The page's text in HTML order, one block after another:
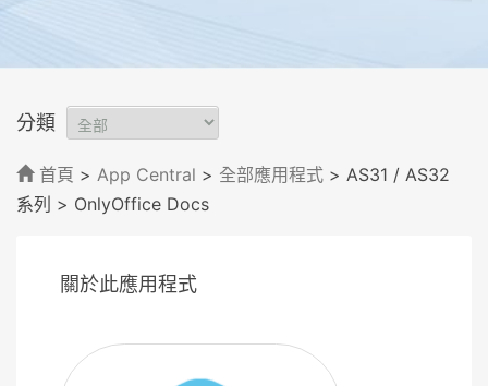
分類
首頁 > App Central > 全部應用程式 > AS31 / AS32
系列 > OnlyOffice Docs
關於此應用程式